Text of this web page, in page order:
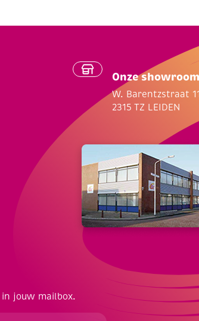
Onze showroom
W. Barentzstraat
2315 TZ LEIDEN
jouw mailbox.